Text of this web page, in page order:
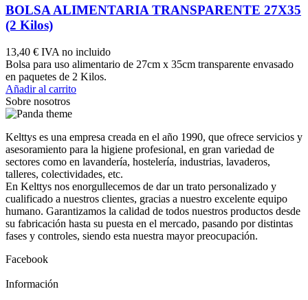
BOLSA ALIMENTARIA TRANSPARENTE 27X35
(2 Kilos)
13,40 € IVA no incluido
Bolsa para uso alimentario de 27cm x 35cm transparente envasado
en paquetes de 2 Kilos.
Añadir al carrito
Sobre nosotros
Kelttys es una empresa creada en el año 1990, que ofrece servicios y
asesoramiento para la higiene profesional, en gran variedad de
sectores como en lavandería, hostelería, industrias, lavaderos,
talleres, colectividades, etc.
En Kelttys nos enorgullecemos de dar un trato personalizado y
cualificado a nuestros clientes, gracias a nuestro excelente equipo
humano. Garantizamos la calidad de todos nuestros productos desde
su fabricación hasta su puesta en el mercado, pasando por distintas
fases y controles, siendo esta nuestra mayor preocupación.
Facebook
Información